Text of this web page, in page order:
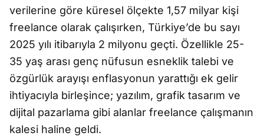
verilerine göre küresel ölçekte 1,57 milyar kişi
freelance olarak çalışırken, Türkiye’de bu sayı
2025 yılı itibarıyla 2 milyonu geçti. Özellikle 25-
35 yaş arası genç nüfusun esneklik talebi ve
özgürlük arayışı enflasyonun yarattığı ek gelir
ihtiyacıyla birleşince; yazılım, grafik tasarım ve
dijital pazarlama gibi alanlar freelance çalışmanın
kalesi haline geldi.